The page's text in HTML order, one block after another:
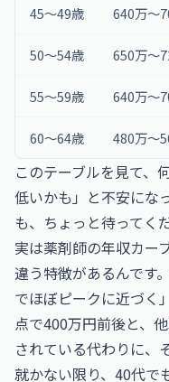
45〜49歳 640万〜
50〜54歳 650万〜
55〜59歳 640万〜
60〜64歳 480万〜
このテーブルを見て、
低いかも」と不安にな
も、ちょっと待ってく
実は薬剤師の年収カー
違う特徴があるんです
でほぼピークに近づく
点で400万円前後と、
されている代わりに、
就かない限り、40代で